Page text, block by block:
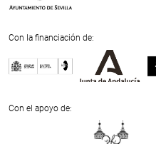
Con la financiación de:
Next
Con el apoyo de: